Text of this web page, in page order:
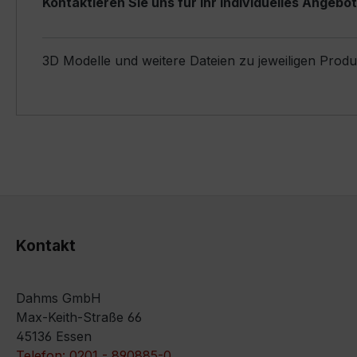
3D Modelle und weitere Dateien zu jeweiligen
Kontakt
Dahms GmbH
Max-Keith-Straße 66
45136 Essen